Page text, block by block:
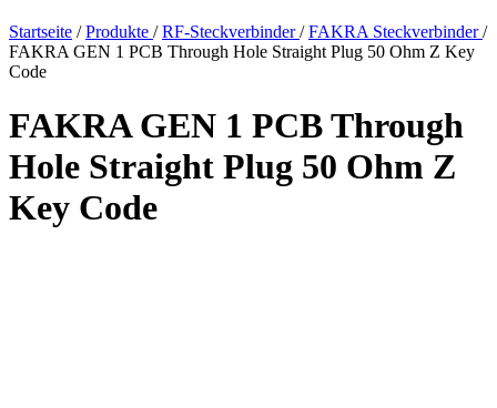
Startseite / Produkte / RF-Steckverbinder/ FAKRA Steckverbinder/
FAKRA GEN 1 PCB Through Hole Straight Plug 50 Ohm Z Key
Code
FAKRA GEN 1 PCB Through
Hole Straight Plug 50 Ohm Z
Key Code